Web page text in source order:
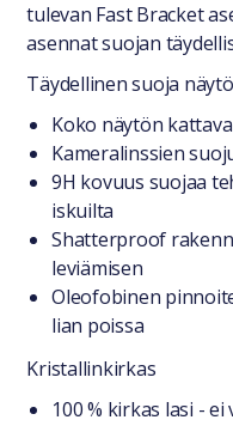
tulevan Fast Bracket
asennat suojan
Täydellinen suoja
Koko näytön
Kameralinssien
9H kovuus suojaa
iskuilta
Shatterproof
leviämisen
Oleofobinen
lian poissa
Kristallinkirkas
100 % kirkas lasi -